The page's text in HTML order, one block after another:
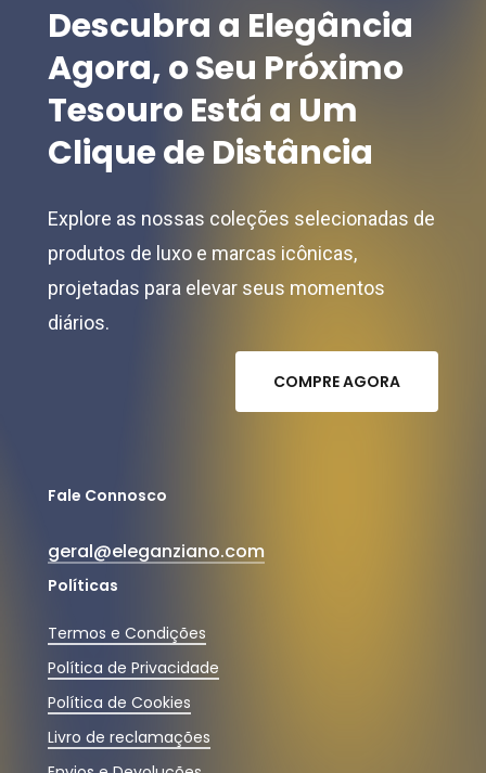
product
product
page
Descubra a Elegância
Agora,oSeu Próximo
TesouroEstá a Um
CliquedeDistância
Explore as nossas coleções selecionadas de
produtos de luxo e marcas icônicas,
projetadas para elevar seus momentos
diários.
COMPREAGORA
Fale Connosco
geral@eleganziano.com
Políticas
Termos e Condições
Política de Privacidade
Política de Cookies
Livro de reclamações